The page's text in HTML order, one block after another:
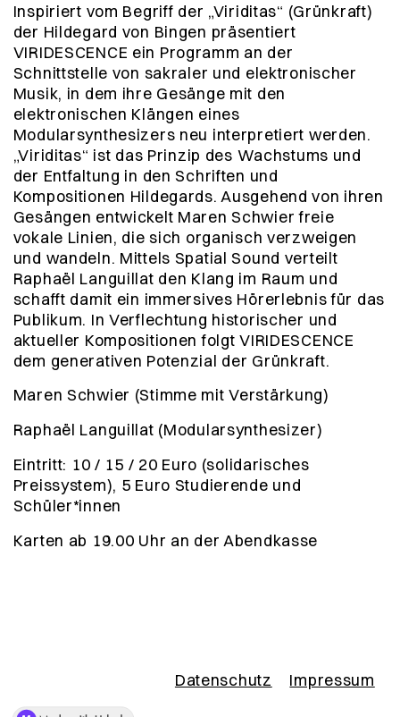
Inspiriert vom Begriff der „Viriditas“ (Grünkraft)
der Hildegard von Bingen präsentiert
VIRIDESCENCE ein Programm an der
Schnittstelle von sakraler und elektronischer
Musik, in dem ihre Gesänge mit den
elektronischen Klängen eines
Modularsynthesizers neu interpretiert werden.
„Viriditas“ ist das Prinzip des Wachstums und
der Entfaltung in den Schriften und
Kompositionen Hildegards. Ausgehend von ihren
Gesängen entwickelt Maren Schwier freie
vokale Linien, die sich organisch verzweigen
und wandeln. Mittels Spatial Sound verteilt
Raphaël Languillat den Klang im Raum und
schafft damit ein immersives Hörerlebnis für das
Publikum. In Verflechtung historischer und
aktueller Kompositionen folgt VIRIDESCENCE
dem generativen Potenzial der Grünkraft.
Maren Schwier (Stimme mit Verstärkung)
Raphaël Languillat (Modularsynthesizer)
Eintritt: 10 / 15 / 20 Euro (solidarisches
Preissystem), 5 Euro Studierende und
Schüler*innen
Karten ab 19.00 Uhr an der Abendkasse
Datenschutz Impressum